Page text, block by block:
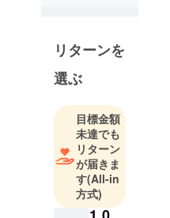
よ 寅さん
の世界に、
憧れて！
よ 奮闘中
【義理と人
情✴︎笑いと
涙】 はじ
めるよ
リターンを
選ぶ
目標金額
未達でも
リターン
が届きま
す(All-in
方式)